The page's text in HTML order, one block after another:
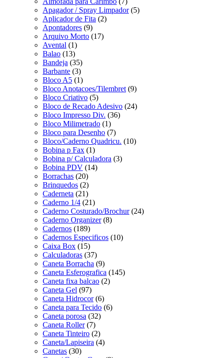
Apagador / Spray Limpador (5)
Aplicador de Fita (2)
Apontadores (9)
Arquivo Morto (17)
Avental (1)
Balao (13)
Bandeja (35)
Barbante (3)
Bloco A5 (1)
Bloco Anotacoes/Tilembret (9)
Bloco Criativo (5)
Bloco de Recado Adesivo (24)
Bloco Impresso Div. (36)
Bloco Milimetrado (1)
Bloco para Desenho (7)
Bloco/Caderno Quadricu. (10)
Bobina p Fax (1)
Bobina p/ Calculadora (3)
Bobina PDV (14)
Borrachas (20)
Brinquedos (2)
Caderneta (21)
Caderno 1/4 (21)
Caderno Costurado/Brochur (24)
Caderno Organizer (8)
Cadernos (189)
Cadernos Especificos (10)
Caixa Box (15)
Calculadoras (37)
Caneta Borracha (9)
Caneta Esferografica (145)
Caneta fixa balcao (2)
Caneta Gel (97)
Caneta Hidrocor (6)
Caneta para Tecido (6)
Caneta porosa (32)
Caneta Roller (7)
Caneta Tinteiro (2)
Caneta/Lapiseira (4)
Canetas (30)